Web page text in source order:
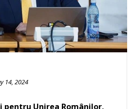
14, 2024
pentru Unirea Românilor,